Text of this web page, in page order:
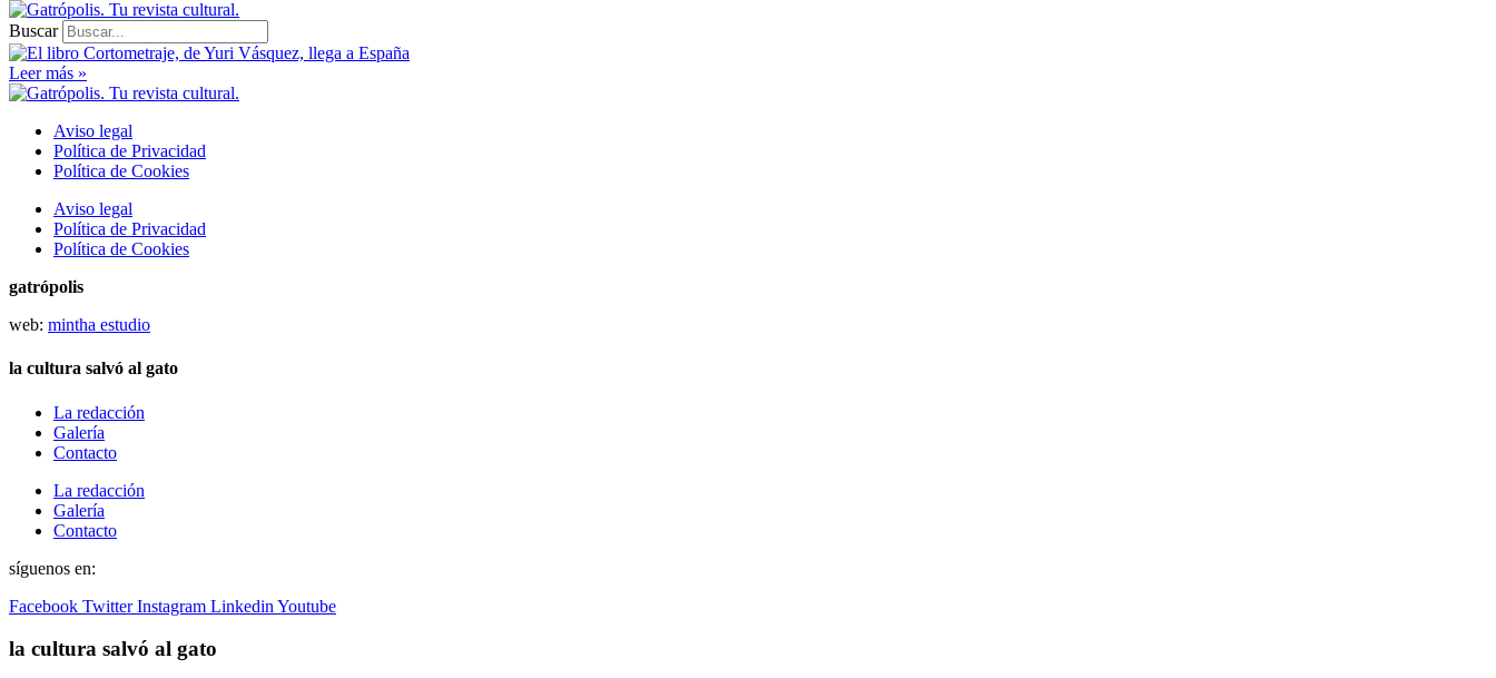
Buscar
Leer más »
Aviso legal
Política de Privacidad
Política de Cookies
Aviso legal
Política de Privacidad
Política de Cookies
gatrópolis
web: mintha estudio
la cultura salvó al gato
La redacción
Galería
Contacto
La redacción
Galería
Contacto
síguenos en:
Facebook Twitter Instagram Linkedin Youtube
la cultura salvó al gato